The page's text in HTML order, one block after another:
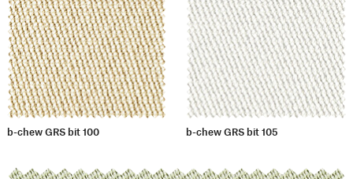
b-chew GRS bit 100 b-chew GRS bit 105